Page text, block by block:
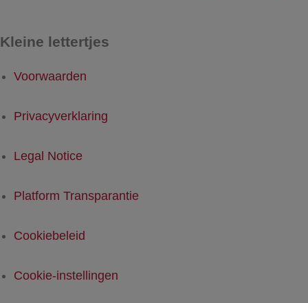
Kleine lettertjes
Voorwaarden
Privacyverklaring
Legal Notice
Platform Transparantie
Cookiebeleid
Cookie-instellingen